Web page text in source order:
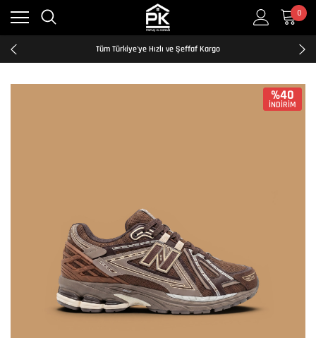
0
Kredi Kartına Taksit İmkanı
2500₺ ve Üzeri Ücretsiz Kargo
Tüm Türkiye'ye Hızlı ve Şeffaf Kargo
Kredi Kartına Taksit İmkanı
%40
İNDİRİM